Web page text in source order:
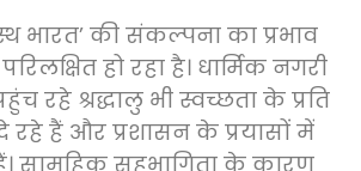
भारत’ की संकल्पना का प्रभाव
हो रहा है। धार्मिक नगरी
रहे श्रद्धालु भी स्वच्छता के प्रति
रहे हैं और प्रशासन के प्रयासों में
सामूहिक सहभागिता के कारण